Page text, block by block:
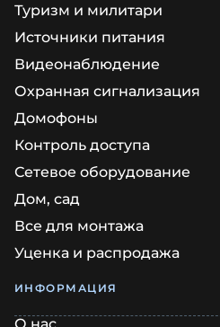
Туризм и милитари
Источники питания
Видеонаблюдение
Охранная сигнализация
Домофоны
Контроль доступа
Сетевое оборудование
Дом, сад
Все для монтажа
Уценка и распродажа
ИНФОРМАЦИЯ